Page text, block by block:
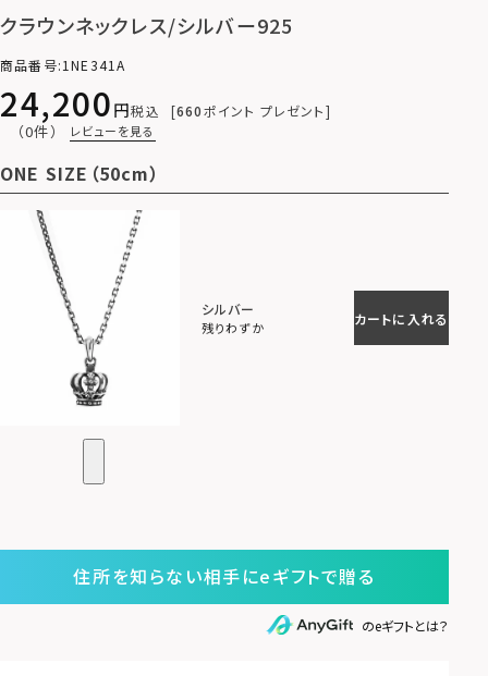
クラウンネックレス/シルバー925
商品番号 1NE341A
24,200 税込 660ポイント プレゼント
（0件） レビューを見る
ONE SIZE（50cm）
シルバー
残りわずか
カートに入れる
住所を知らない相手にeギフトで贈る
のeギフトとは？